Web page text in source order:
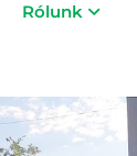
Rólunk